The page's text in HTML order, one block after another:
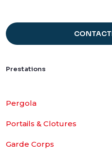
Prestations
Pergola
Portails & Clotures
Garde Corps